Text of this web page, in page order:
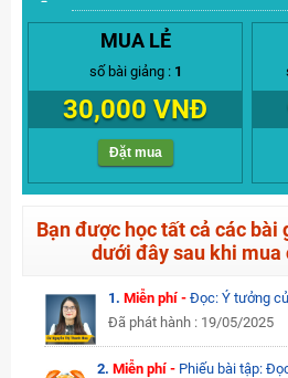
MUA LẺ
số bài giảng : 1
30,000 VNĐ
Đặt mua
Bạn được học tất cả các
dưới đây sau khi mua
1. Miễn phí - Đọc: Ý tưởng
Đã phát hành : 19/05/2025
2.Miễn phí - Phiếu bài tập: